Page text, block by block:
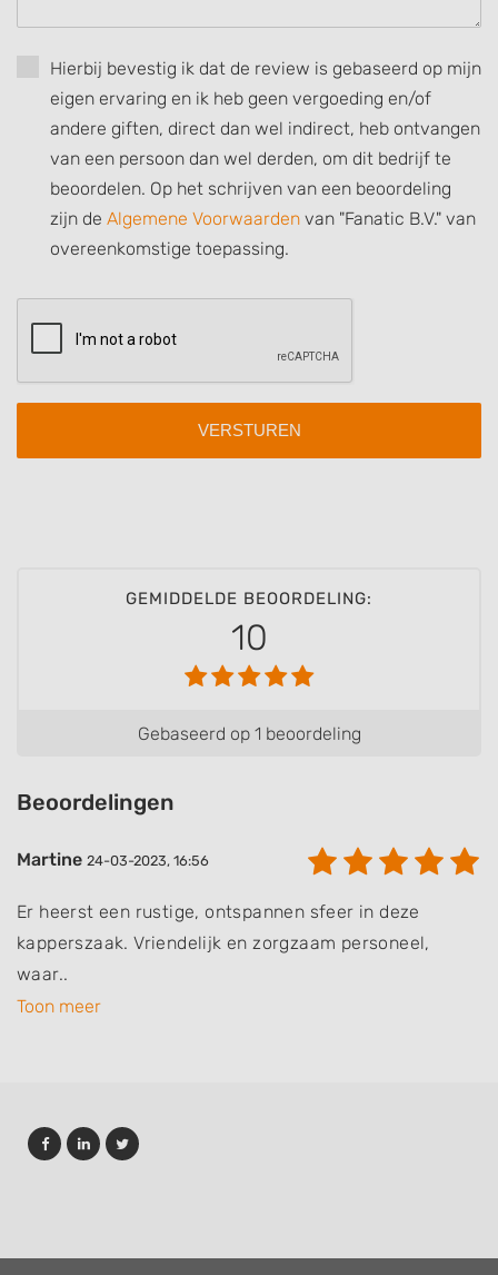
Hierbij bevestig ik dat de review is gebaseerd op mijn
eigen ervaring en ik heb geen vergoeding en/of
andere giften, direct dan wel indirect, heb ontvangen
van een persoon dan wel derden, om dit bedrijf te
beoordelen. Op het schrijven van een beoordeling
zijn de Algemene Voorwaarden van "Fanatic B.V." van
overeenkomstige toepassing.
GEMIDDELDE BEOORDELING:
10
Gebaseerd op 1 beoordeling
Beoordelingen
Martine 24-03-2023, 16:56
Er heerst een rustige, ontspannen sfeer in deze
kapperszaak. Vriendelijk en zorgzaam personeel,
waar..
Toon meer
or combinations of data from different
sources
Develop and improve services
Use limited data to select content
IAB Special Features:
Use precise geolocation data
Non-IAB processing purposes:
Necessary